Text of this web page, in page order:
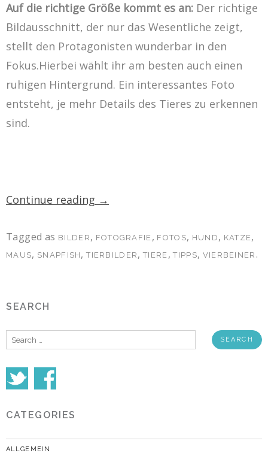
Auf die richtige Größe kommt es an: Der richtige
Bildausschnitt, der nur das Wesentliche zeigt,
stellt den Protagonisten wunderbar in den
Fokus.Hierbei wählt ihr am besten auch einen
ruhigen Hintergrund. Ein interessantes Foto
entsteht, je mehr Details des Tieres zu erkennen
sind.
Continue reading →
Tagged as BILDER , FOTOGRAFIE , FOTOS, HUND , KATZE,
MAUS, SNAPFISH ,TIERBILDER ,TIERE ,TIPPS, VIERBEINER .
SEARCH
Search
CATEGORIES
ALLGEMEIN